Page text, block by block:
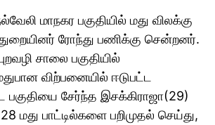
மாநகர பகுதியில் மது விலக்கு
ரோந்து பணிக்கு சென்றனர்.
சாலை பகுதியில்
விற்பனையில் ஈடுபட்ட
சேர்ந்த இசக்கிராஜா(29)
28 மது பாட்டில்களை பறிமுதல் செய்து,